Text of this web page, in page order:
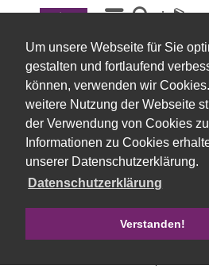
Um unsere Webseite für Sie
gestalten und fortlaufend
können, verwenden wir
weitere Nutzung der Webseite
der Verwendung von Cookies
Informationen zu Cookies
unserer Datenschutzerklärung.
Datenschutzerklärung
Verstanden!
Menü
Übersicht Schmucketiketten
Jubiläumszahl am Draht
x 12 cm, gold